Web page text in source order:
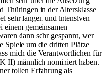
Thüringen in der Altersklasse
sehr langen und intensiven
einem gemeinsamen
dann sehr gespannt, wer
Spiele um die dritten Plätze
mich die Verantwortlichen für
II) männlich nominiert haben.
tollen Erfahrung als